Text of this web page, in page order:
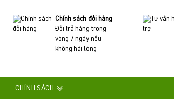
Chính sách đổi hàng
Đổi trả hàng trong
vòng 7 ngày nếu
không hài lòng
CHÍNH SÁCH